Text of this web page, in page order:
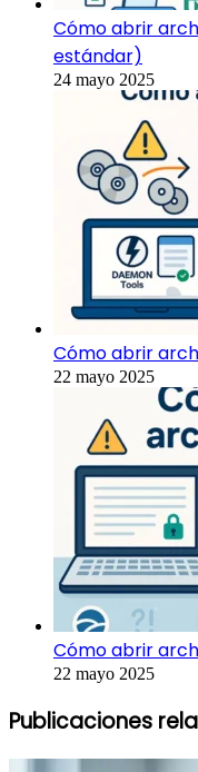
Cómo abrir
estándar)
24 mayo 2025
Cómo abrir
22 mayo 2025
Cómo abrir
22 mayo 2025
Publicaciones